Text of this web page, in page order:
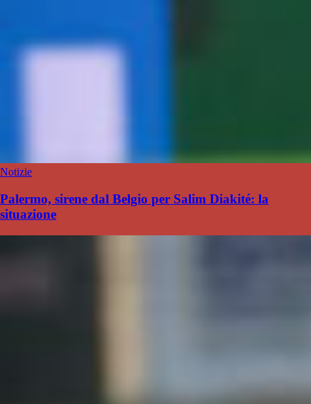
Notizie
Palermo, sirene dal Belgio per Salim Diakité: la
situazione